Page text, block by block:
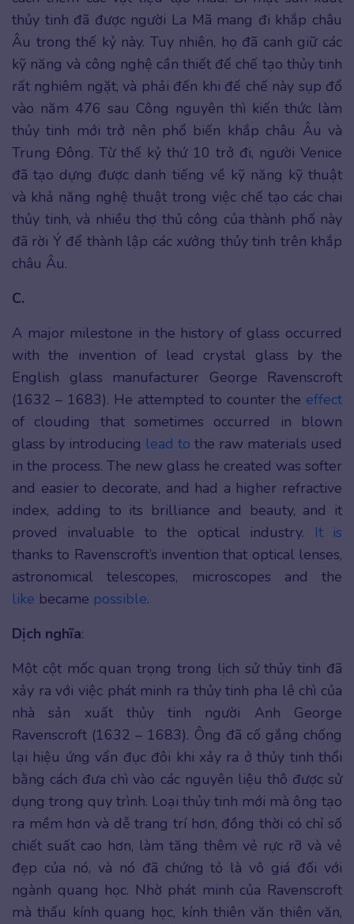
thủy tinh đã được người La Mã mang đi khắp châu
Âu trong thế kỷ này. Tuy nhiên, họ đã canh giữ các
kỹ năng và công nghệ cần thiết để chế tạo thủy tinh
rất nghiêm ngặt, và phải đến khi đế chế này sụp đổ
vào năm 476 sau Công nguyên thì kiến thức làm
thủy tinh mới trở nên phổ biến khắp châu Âu và
Trung Đông. Từ thế kỷ thứ 10 trở đi, người Venice
đã tạo dựng được danh tiếng về kỹ năng kỹ thuật
và khả năng nghệ thuật trong việc chế tạo các chai
thủy tinh, và nhiều thợ thủ công của thành phố này
đã rời Ý để thành lập các xưởng thủy tinh trên khắp
châu Âu.
C.
A major milestone in the history of glass occurred
with the invention of lead crystal glass by the
English glass manufacturer George Ravenscroft
(1632 – 1683). He attempted to counter the effect
of clouding that sometimes occurred in blown
glass by introducing lead to the raw materials used
in the process. The new glass he created was softer
and easier to decorate, and had a higher refractive
index, adding to its brilliance and beauty, and it
proved invaluable to the optical industry.
It is
thanks to Ravenscroft’s invention that optical lenses,
astronomical telescopes, microscopes and the
like became possible.
Dịch nghĩa:
Một cột mốc quan trọng trong lịch sử thủy tinh đã
xảy ra với việc phát minh ra thủy tinh pha lê chì của
nhà sản xuất thủy tinh người Anh George
Ravenscroft (1632 – 1683). Ông đã cố gắng chống
lại hiệu ứng vẩn đục đôi khi xảy ra ở thủy tinh thổi
bằng cách đưa chì vào các nguyên liệu thô được sử
dụng trong quy trình. Loại thủy tinh mới mà ông tạo
ra mềm hơn và dễ trang trí hơn, đồng thời có chỉ số
chiết suất cao hơn, làm tăng thêm vẻ rực rỡ và vẻ
đẹp của nó, và nó đã chứng tỏ là vô giá đối với
ngành quang học. Nhờ phát minh của Ravenscroft
mà thấu kính quang học, kính thiên văn thiên văn,